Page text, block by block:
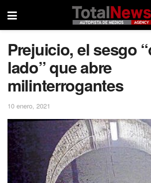
Prejuicio, el sesgo
lado” que abre
milinterrogantes
10 enero, 2021